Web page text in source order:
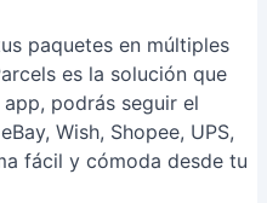
paquetes en múltiples
es la solución que
podrás seguir el
Wish, Shopee, UPS,
fácil y cómoda desde tu